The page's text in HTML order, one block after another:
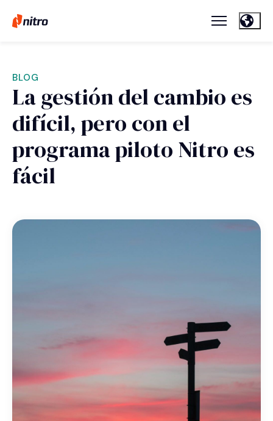
BLOG
La gestión del cambio es
difícil, pero con el
programa piloto Nitro es
fácil